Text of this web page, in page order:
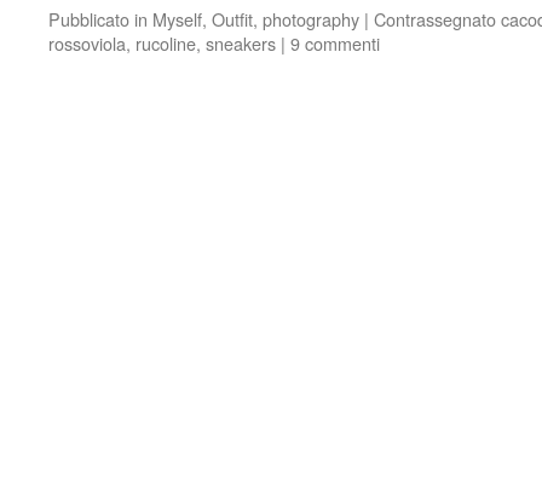
Pubblicato in Myself, Outfit, photography | Contrassegnato
rossoviola, rucoline, sneakers | 9 commenti